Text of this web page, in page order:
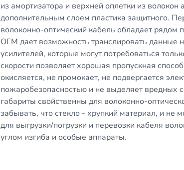
из амортизатора и верхней оплетки из
дополнительным слоем пластика защитного.
волоконно-оптический кабель обладает
ОГМ дает возможность транслировать данные
усилителей, которые могут потребоваться
скорости позволяет хорошая пропускная
окисляется, не промокает, не подвергается
пожаробезопасностью и не выделяет вредных
габариты свойственны для волоконно-
забывать, что стекло - хрупкий материал, и
для выгрузки/погрузки и перевозки кабеля
углом изгиба и особые аппараты.